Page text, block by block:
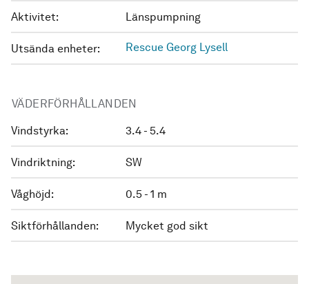
Aktivitet: Länspumpning
Utsända enheter: Rescue Georg Lysell
VÄDERFÖRHÅLLANDEN
Vindstyrka: 3.4 - 5.4
Vindriktning: SW
Våghöjd: 0.5 - 1 m
Siktförhållanden: Mycket god sikt